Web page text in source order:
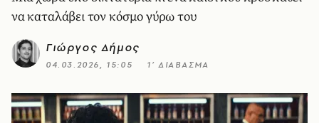
να καταλάβει τον κόσμο γύρω του
Γιώργος Δήμος
04.03.2026, 15:05 1’ ΔΙΑΒΑΣΜΑ